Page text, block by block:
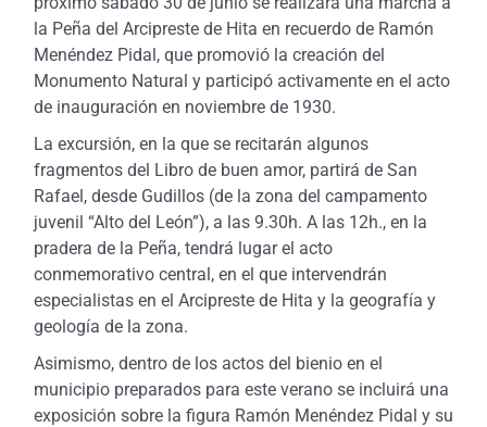
la Peña del Arcipreste de Hita en recuerdo de Ramón
Menéndez Pidal, que promovió la creación del
Monumento Natural y participó activamente en el acto
de inauguración en noviembre de 1930.
La excursión, en la que se recitarán algunos
fragmentos del Libro de buen amor, partirá de San
Rafael, desde Gudillos (de la zona del campamento
juvenil “Alto del León”), a las 9.30h. A las 12h., en la
pradera de la Peña, tendrá lugar el acto
conmemorativo central, en el que intervendrán
especialistas en el Arcipreste de Hita y la geografía y
geología de la zona.
Asimismo, dentro de los actos del bienio en el
municipio preparados para este verano se incluirá una
exposición sobre la figura Ramón Menéndez Pidal y su